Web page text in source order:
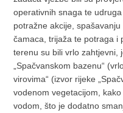
operativnih snaga te
potražne akcije,
čamaca, trijaža te potraga i
terenu su bili vrlo zahtjevni,
„Spačvanskom bazenu“
virovima“ (izvor rijeke
vodenom vegetacijom,
vodom, što je dodatno